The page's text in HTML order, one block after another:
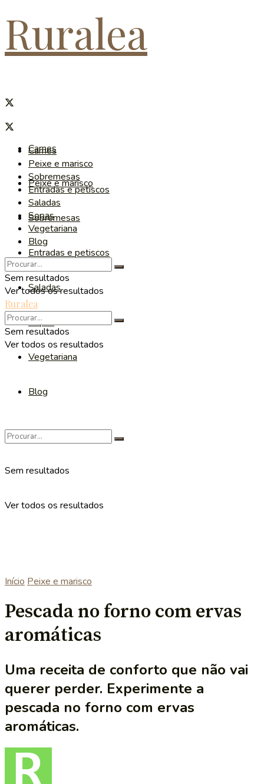
Ruralea
Carnes
Peixe e marisco
Sobremesas
Entradas e petiscos
Saladas
Sopas
Vegetariana
Blog
Sem resultados
Ver todos os resultados
Carnes
Peixe e marisco
Sobremesas
Entradas e petiscos
Saladas
Sopas
Vegetariana
Blog
Sem resultados
Ver todos os resultados
Ruralea
Sem resultados
Ver todos os resultados
Início Peixe e marisco
Pescada no forno com ervas
aromáticas
Uma receita de conforto que não vai
querer perder. Experimente a
pescada no forno com ervas
aromáticas.